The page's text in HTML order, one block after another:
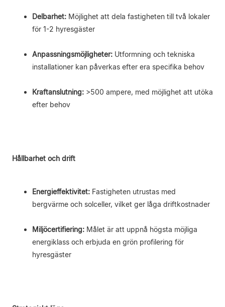
Delbarhet: Möjlighet att dela fastigheten till två lokaler
för 1-2 hyresgäster
Anpassningsmöjligheter: Utformning och tekniska
installationer kan påverkas efter era specifika behov
Kraftanslutning: >500 ampere, med möjlighet att utöka
efter behov
Hållbarhet och drift
Energieffektivitet: Fastigheten utrustas med
bergvärme och solceller, vilket ger låga driftkostnader
Miljöcertifiering: Målet är att uppnå högsta möjliga
energiklass och erbjuda en grön profilering för
hyresgäster